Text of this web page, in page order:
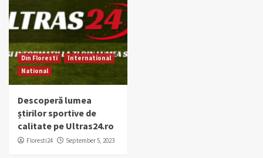
Din Floresti
International
National
Descoperă lumea
știrilor sportive de
calitate pe Ultras24.ro
Floresti24 September 5, 2023